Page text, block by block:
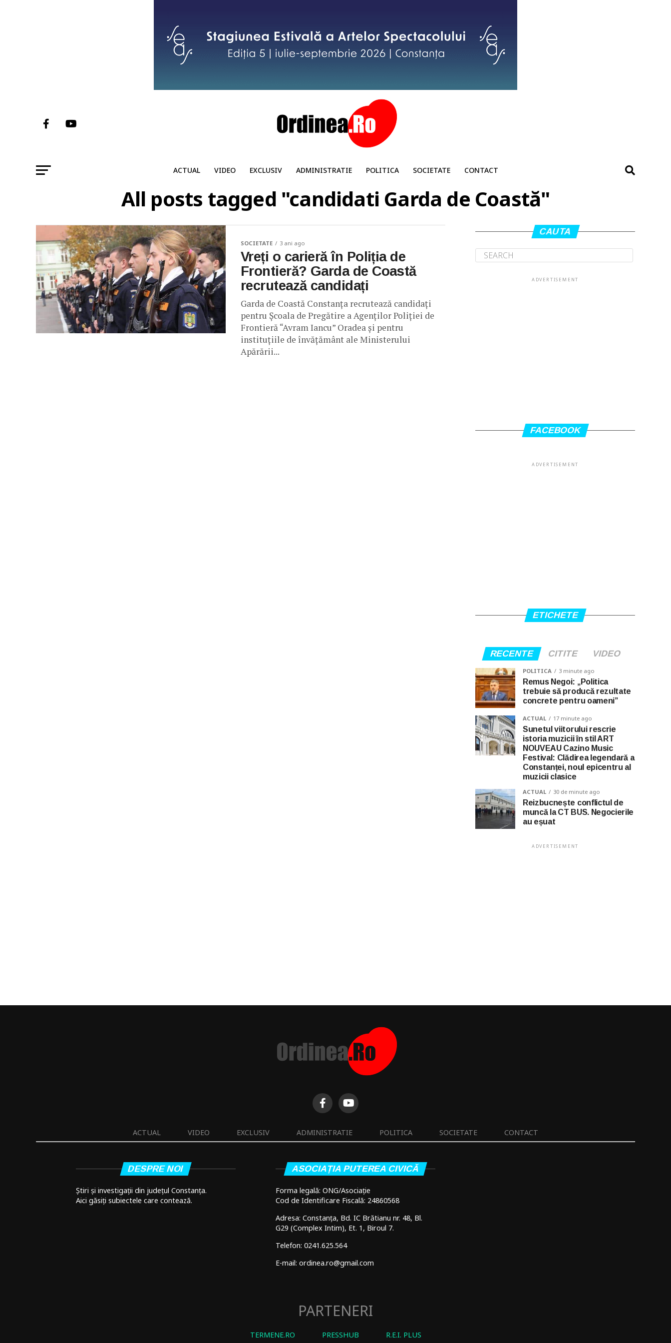
ACTUAL VIDEO EXCLUSIV ADMINISTRATIE POLITICA SOCIETATE CONTACT
All posts tagged "candidati Garda de Coastă"
SOCIETATE 3 ani ago
Vreți o carieră în Poliția de
Frontieră? Garda de Coastă
recrutează candidați
Garda de Coastă Constanța recrutează candidați
pentru Școala de Pregătire a Agenților Poliției de
Frontieră “Avram Iancu” Oradea și pentru
instituțiile de învățământ ale Ministerului
Apărării...
CAUTA
ADVERTISEMENT
FACEBOOK
ADVERTISEMENT
ETICHETE
RECENTE CITITE VIDEO
POLITICA 3 minute ago
Remus Negoi: „Politica
trebuie să producă rezultate
concrete pentru oameni”
ACTUAL 17 minute ago
Sunetul viitorului rescrie
istoria muzicii în stil ART
NOUVEAU Cazino Music
Festival: Clădirea legendară a
Constanței, noul epicentru al
muzicii clasice
ACTUAL 30 de minute ago
Reizbucnește conflictul de
muncă la CT BUS. Negocierile
au eșuat
ADVERTISEMENT
ACTUAL VIDEO EXCLUSIV ADMINISTRATIE POLITICA SOCIETATE CONTACT
DESPRE NOI
Știri și investigații din județul Constanța.
Aici găsiți subiectele care contează.
ASOCIAȚIA PUTEREA CIVICĂ
Forma legală: ONG/Asociație
Cod de Identificare Fiscală: 24860568
Adresa: Constanța, Bd. IC Brătianu nr. 48, Bl.
G29 (Complex Intim), Et. 1, Biroul 7.
Telefon: 0241.625.564
E-mail: ordinea.ro@gmail.com
PARTENERI
TERMENE.RO PRESSHUB R.E.I. PLUS